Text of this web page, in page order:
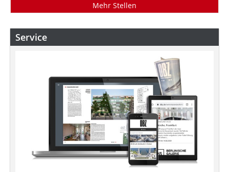
Mehr Stellen
Service